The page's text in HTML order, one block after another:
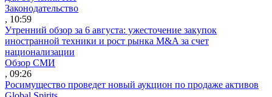
Законодательство
, 10:59
Утренний обзор за 6 августа: ужесточение закупок
иностранной техники и рост рынка M&A за счет
национализации
Обзор СМИ
, 09:26
Росимущество проведет новый аукцион по продаже активов